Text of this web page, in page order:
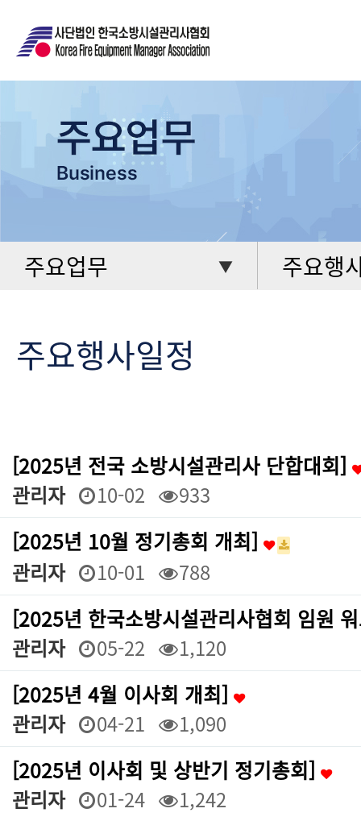
주요업무 ▼ 주요행
주요행사일정
[2025년 전국 소방시설관리사 단합대회]
관리자 10-02 933
[2025년 10월 정기총회 개최]
관리자 10-01 788
[2025년 한국소방시설관리사협회 임원
관리자 05-22 1,120
[2025년 4월 이사회 개최]
관리자 04-21 1,090
[2025년 이사회 및 상반기 정기총회]
관리자 01-24 1,242